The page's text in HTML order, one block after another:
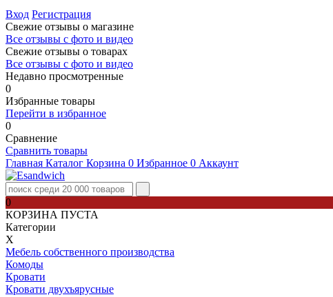
Вход Регистрация
Свежие отзывы о магазине
Все отзывы с фото и видео
Свежие отзывы о товарах
Все отзывы c фото и видео
Недавно просмотренные
0
Избранные товары
Перейти в избранное
0
Сравнение
Сравнить товары
Главная Каталог Корзина 0 Избранное 0 Аккаунт
0
КОРЗИНА ПУСТА
Категории
Х
Мебель собственного производства
Комоды
Кровати
Кровати двухъярусные